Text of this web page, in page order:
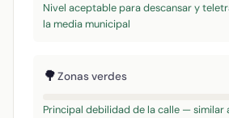
Nivel aceptable para descansar y
la media municipal
🌳Zonas verdes
Principal debilidad de la calle — similar